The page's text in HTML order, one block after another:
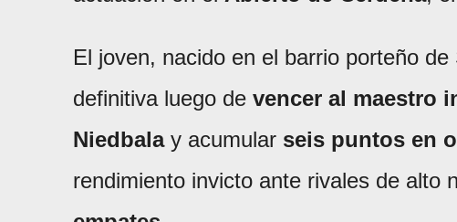
El joven, nacido en el barrio porteño
definitiva luego de vencer al maestro
Niedbalay acumular seis puntos en
rendimiento invicto ante rivales de alto